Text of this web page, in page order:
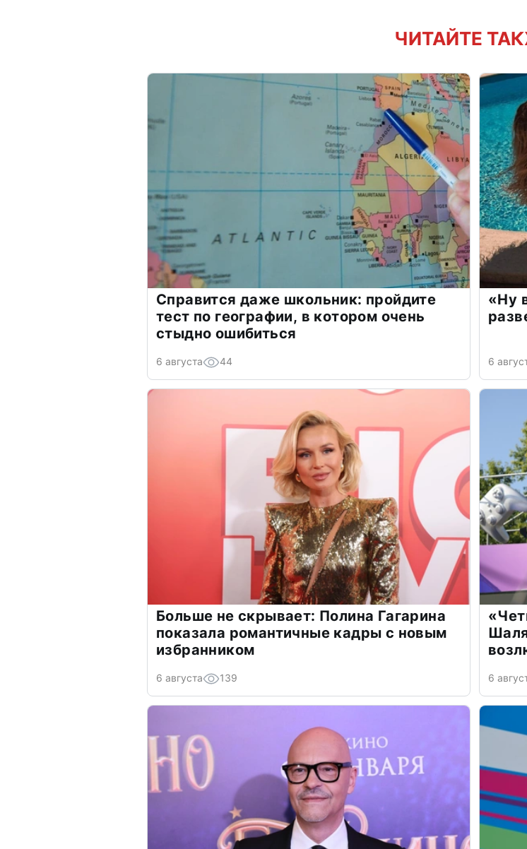
ЧИТАЙТЕ
Справится даже школьник: пройдите
тест по географии, в котором очень
стыдно ошибиться
6 августа 44
«Ну
6
Больше не скрывает: Полина Гагарина
показала романтичные кадры с новым
избранником
6 августа 139 6